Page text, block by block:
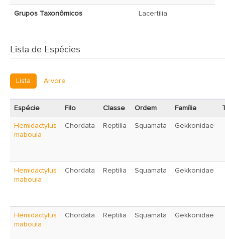
Grupos Taxonômicos Lacertilia
Lista de Espécies
Lista Árvore
Espécie Filo Classe Ordem Família
Hemidactylus
mabouia
Chordata Reptilia Squamata Gekkonidae
Hemidactylus
mabouia
Chordata Reptilia Squamata Gekkonidae
Hemidactylus
mabouia
Chordata Reptilia Squamata Gekkonidae